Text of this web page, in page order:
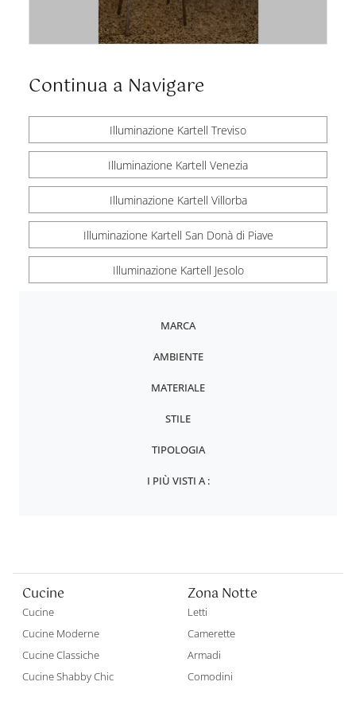
Continua a Navigare
Illuminazione Kartell Treviso
Illuminazione Kartell Venezia
Illuminazione Kartell Villorba
Illuminazione Kartell San Donà di Piave
Illuminazione Kartell Jesolo
MARCA
AMBIENTE
MATERIALE
STILE
TIPOLOGIA
I PIÙ VISTI A :
Cucine
Cucine
Cucine Moderne
Cucine Classiche
Cucine Shabby Chic
Zona Notte
Letti
Camerette
Armadi
Comodini